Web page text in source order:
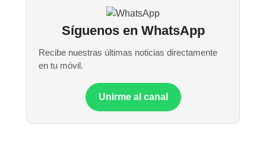
Síguenos en WhatsApp
Recibe nuestras últimas noticias directamente
en tu móvil.
Unirme al canal